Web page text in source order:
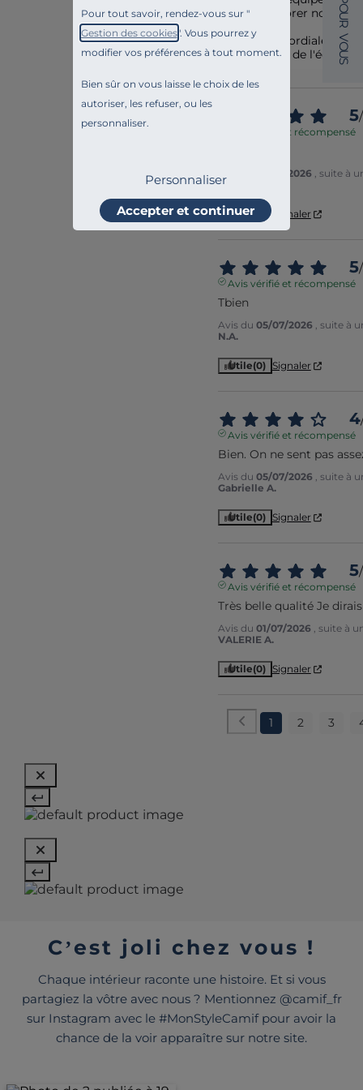
Pour tout savoir, rendez-vous sur "
Gestion des cookies". Vous pourrez y
modifier vos préférences à tout moment.
Bien sûr on vous laisse le choix de les
autoriser, les refuser, ou les
personnaliser.
Personnaliser
Accepter et continuer
améliorer nos
Bien cordialement,
Maéva de l'équipe
5/
Avis vérifié et récompensé
27/07/2026 , suite à
Claude A.
Utile(0) Signaler
5/
Avis vérifié et récompensé
Tbien
Avis du 05/07/2026 , suite à
N.A.
Utile(0) Signaler
4
Avis vérifié et récompensé
Bien. On ne sent pas
Avis du 05/07/2026 , suite à
Gabrielle A.
Utile(0) Signaler
5/
Avis vérifié et récompensé
Très belle qualité Je
Avis du 01/07/2026 , suite à
VALERIE A.
Utile(0) Signaler
1 2 3
C’est joli chez vous !
Chaque intérieur raconte une histoire. Et si vous
partagiez la vôtre avec nous ? Mentionnez @camif_fr
sur Instagram avec le #MonStyleCamif pour avoir la
chance de la voir apparaître sur notre site.
O
U
R
V
O
U
S